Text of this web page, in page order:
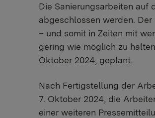
Die Sanierungsarbeiten auf
abgeschlossen werden.
– und somit in Zeiten mit
gering wie möglich zu
Oktober 2024, geplant.
Nach Fertigstellung der
7. Oktober 2024, die
einer weiteren